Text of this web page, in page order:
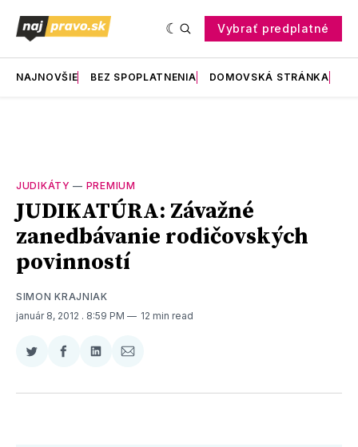
Vybrať predplatné
NAJNOVŠIE BEZ SPOPLATNENIA DOMOVSKÁ STRÁNKA
JUDIKÁTY — PREMIUM
JUDIKATÚRA: Závažné
zanedbávanie rodičovských
povinností
SIMON KRAJNIAK
január 8, 2012 . 8:59 PM 12 min read
Zdieľať
Twitter
Zdieľať
Facebooku
Zdieľať
LinkedIne
Zdieľať
E-